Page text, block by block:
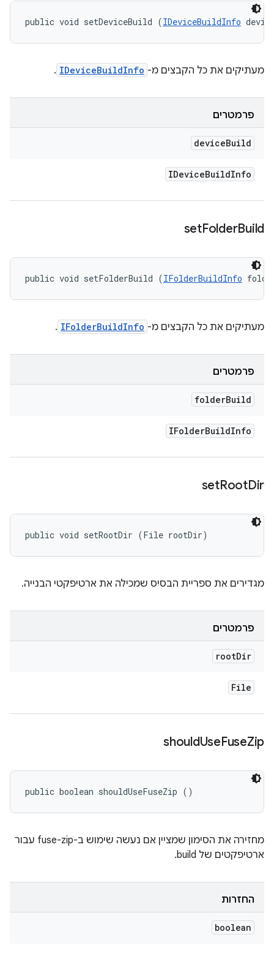
public void setDeviceBuild (IDeviceBuildInfo
מעתיקים את כל הקבצים מ- IDeviceBuildInfo
.
פרמטרים
deviceBuild
IDeviceBuildInfo
setFolderBuild
public void setFolderBuild (IFolderBuildInfo
מעתיקים את כל הקבצים מ- IFolderBuildInfo
.
פרמטרים
folderBuild
IFolderBuildInfo
setRootDir
public void setRootDir (File rootDir)
מגדירים את ספריית הבסיס שמכילה את ארטיפקטי הבנייה.
פרמטרים
rootDir
File
shouldUseFuseZip
public boolean shouldUseFuseZip ()
מחזירה את הסימון שמציין אם נעשה שימוש ב-fuse-zip עבור
ארטיפקטים של build.
החזרות
boolean